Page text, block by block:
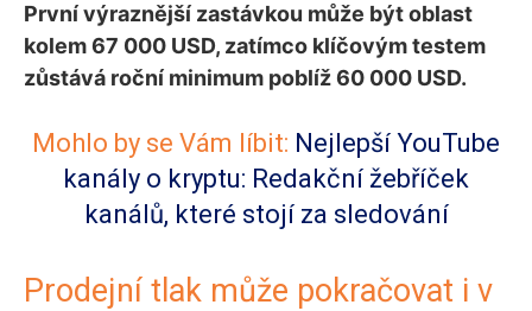
První výraznější zastávkou může být oblast
kolem 67 000 USD, zatímco klíčovým testem
zůstává roční minimum poblíž 60 000 USD.
Mohlo by se Vám líbit: Nejlepší YouTube
kanály o kryptu: Redakční žebříček
kanálů, které stojí za sledování
Prodejní tlak může pokračovat i v